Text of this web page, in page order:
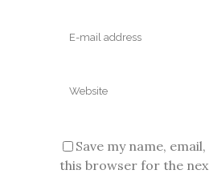
Save my name,
this browser for the